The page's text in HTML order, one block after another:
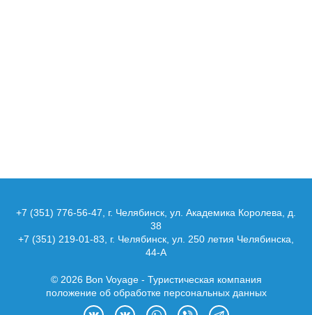
+7 (351) 776-56-47 , г. Челябинск, ул. Академика Королева, д.
38
+7 (351) 219-01-83 , г. Челябинск, ул. 250 летия Челябинска,
44-А
© 2026 Bon Voyage - Туристическая компания
положение об обработке персональных данных